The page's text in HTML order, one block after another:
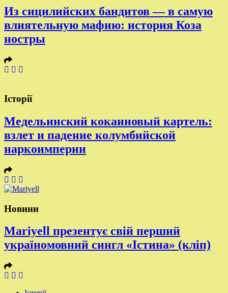
Из сицилийских бандитов — в самую
влиятельную мафию: история Коза
ностры
Історії
Медельинский кокаиновый картель:
взлет и падение колумбийской
наркоимперии
Новини
Mariyell презентує свій перший
україномовний сингл «Істина» (кліп)